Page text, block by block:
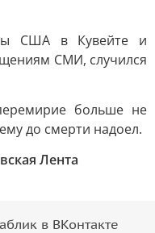
США в Кувейте и
СМИ, случился
больше не
до смерти надоел.
Лента
в ВКонтакте